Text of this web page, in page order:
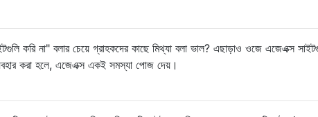
করি না" বলার চেয়ে গ্রাহকদের কাছে মিথ্যা বলা ভাল? এছাড়াও ওজে এজেএক্স
করা হলে, এজেএক্স একই সমস্যা পোজ দেয়।